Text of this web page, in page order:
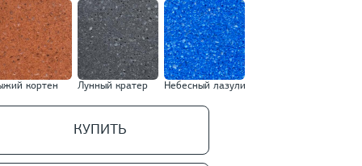
кортен Лунный кратер Небесный лазули
КУПИТЬ